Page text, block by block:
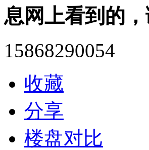
息网上看到的，
15868290054
收藏
分享
楼盘对比